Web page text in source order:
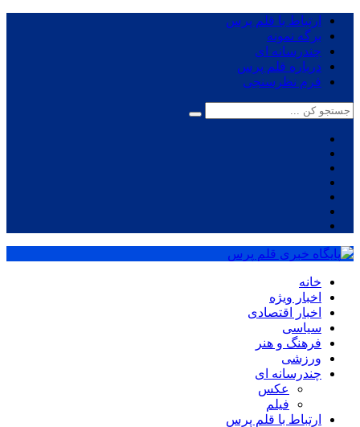
ارتباط با قلم پرس
برگه نمونه
چندرسانه ای
درباره قلم پرس
فرم نظرسنجی
خانه
اخبار ویژه
اخبار اقتصادی
سیاسی
فرهنگ و هنر
ورزشی
چندرسانه ای
عکس
فیلم
ارتباط با قلم پرس